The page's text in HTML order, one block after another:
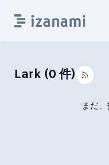
Lark (0 件)
まだ